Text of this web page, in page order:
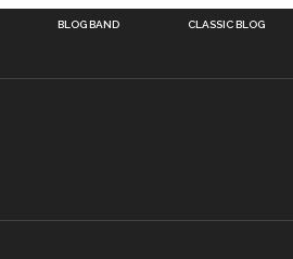
BLOG BAND CLASSIC BLOG